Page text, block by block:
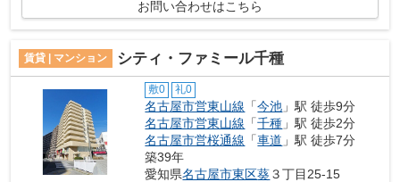
お問い合わせはこちら
賃貸 | マンション シティ・ファミール千種
敷0 礼0
名古屋市営東山線 「今池 」駅 徒歩9分
名古屋市営東山線 「千種 」駅 徒歩2分
名古屋市営桜通線 「車道 」駅 徒歩7分
築39年
愛知県名古屋市東区葵３丁目25-15